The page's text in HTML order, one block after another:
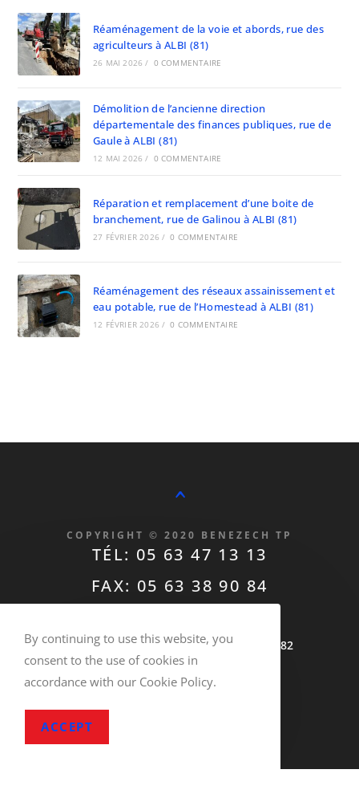
Réaménagement de la voie et abords, rue des
agriculteurs à ALBI (81)
26 MAI 2026 / 0 COMMENTAIRE
Démolition de l’ancienne direction
départementale des finances publiques, rue de
Gaule à ALBI (81)
12 MAI 2026 / 0 COMMENTAIRE
Réparation et remplacement d’une boite de
branchement, rue de Galinou à ALBI (81)
27 FÉVRIER 2026 / 0 COMMENTAIRE
Réaménagement des réseaux assainissement et
eau potable, rue de l’Homestead à ALBI (81)
12 FÉVRIER 2026 / 0 COMMENTAIRE
^
COPYRIGHT © 2020 BENEZECH TP
TÉL: 05 63 47 13 13
FAX: 05 63 38 90 84
T.V.A Intracommunautaire FR70305475782
ALBI REMBLAIS RECYCLÉS
By continuing to use this website, you
consent to the use of cookies in
accordance with our Cookie Policy.
ACCEPT